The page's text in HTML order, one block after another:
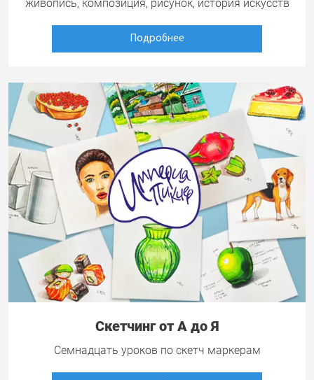
живопись, композиция, рисунок, история искусств
Подробнее
Скетчинг от А до Я
Семнадцать уроков по скетч маркерам